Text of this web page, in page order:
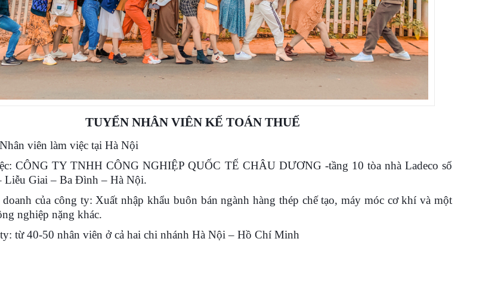
TUYỂN NHÂN VIÊN KẾ TOÁN THUẾ
viên làm việc tại Hà Nội
CÔNG TY TNHH CÔNG NGHIỆP QUỐC TẾ CHÂU DƯƠNG -tầng 10 tòa nhà Ladeco số
Liễu Giai – Ba Đình – Hà Nội.
của công ty: Xuất nhập khẩu buôn bán ngành hàng thép chế tạo, máy móc cơ khí và một
nghiệp nặng khác.
từ 40-50 nhân viên ở cả hai chi nhánh Hà Nội – Hồ Chí Minh